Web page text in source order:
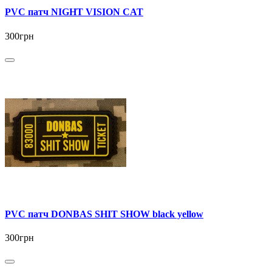
PVC патч NIGHT VISION CAT
300грн
PVC патч DONBAS SHIT SHOW black yellow
300грн